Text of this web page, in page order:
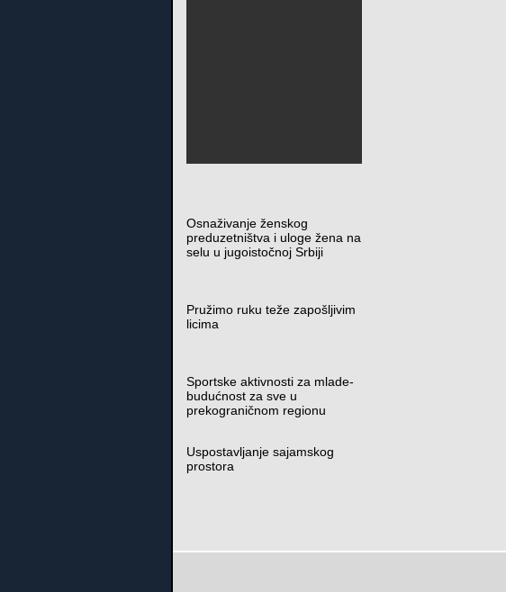
Osnaživanje ženskog
preduzetništva i uloge žena na
selu u jugoistočnoj Srbiji
Pružimo ruku teže zapošljivim
licima
Sportske aktivnosti za mlade-
budućnost za sve u
prekograničnom regionu
Uspostavljanje sajamskog
prostora